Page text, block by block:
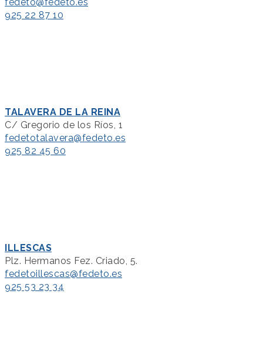
925 22 87 10
TALAVERA DE LA REINA
C/ Gregorio de los Ríos, 1
fedetotalavera@fedeto.es
925 82 45 60
ILLESCAS
Plz. Hermanos Fez. Criado, 5.
fedetoillescas@fedeto.es
925 53 23 34